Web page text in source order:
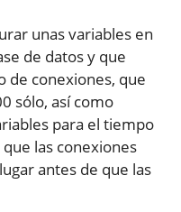
unas variables en
de datos y que
de conexiones, que
sólo, así como
para el tiempo
las conexiones
antes de que las